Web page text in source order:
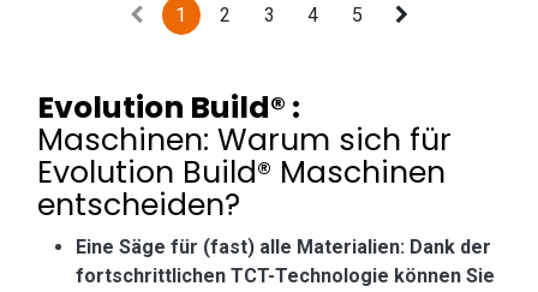
1 2 3 4 5
Evolution Build® :
Maschinen: Warum sich für
Evolution Build® Maschinen
entscheiden?
Eine Säge für (fast) alle Materialien: Dank der
fortschrittlichen TCT-Technologie können Sie